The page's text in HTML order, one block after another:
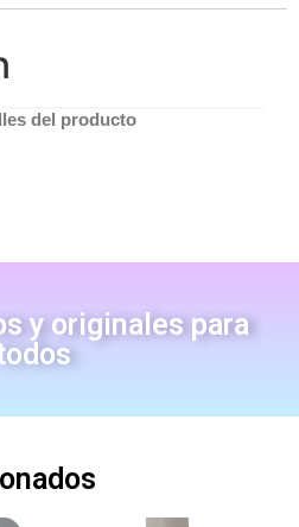
del producto
y originales para